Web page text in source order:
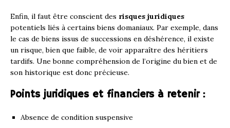
Enfin, il faut être conscient des risques juridiques
potentiels liés à certains biens domaniaux. Par exemple, dans
le cas de biens issus de successions en déshérence, il existe
un risque, bien que faible, de voir apparaître des héritiers
tardifs. Une bonne compréhension de l’origine du bien et de
son historique est donc précieuse.
Points juridiques et financiers à retenir :
Absence de condition suspensive